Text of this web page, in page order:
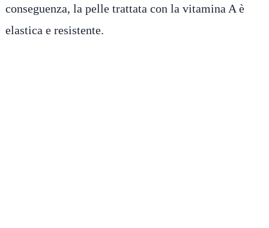
conseguenza, la pelle trattata con la vitamina A è
elastica e resistente.